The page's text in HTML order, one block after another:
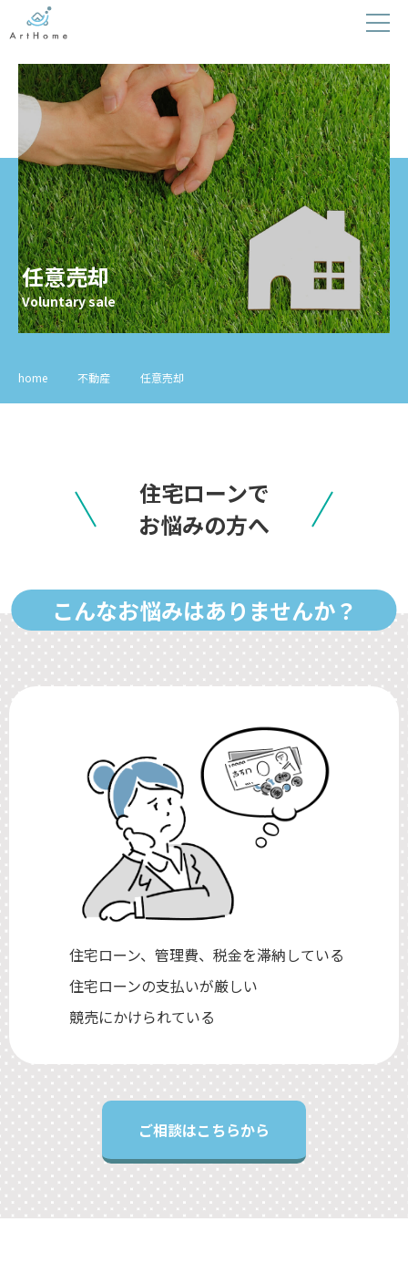
任意売却
home 不動産 任意売却
住宅ローンで
お悩みの方へ
こんなお悩みはありませんか？
住宅ローン、管理費、税金を滞納している
住宅ローンの支払いが厳しい
競売にかけられている
ご相談はこちらから